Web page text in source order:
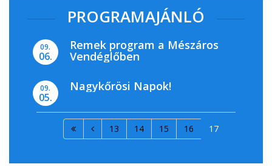
PROGRAMAJÁNLÓ
09.
06.
Remek program a Mészáros
Vendéglőben
09.
05.
Nagykőrösi Napok!
13 14 15 16 17